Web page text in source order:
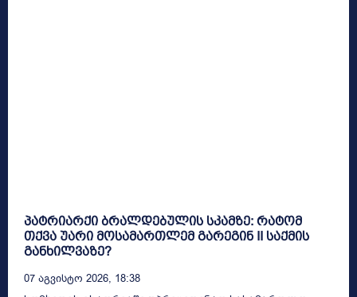
პატრიარქი ბრალდებულის სკამზე: რატომ
თქვა უარი მოსამართლემ გარეგინ II საქმის
განხილვაზე?
07 Აგვისტო 2026, 18:38